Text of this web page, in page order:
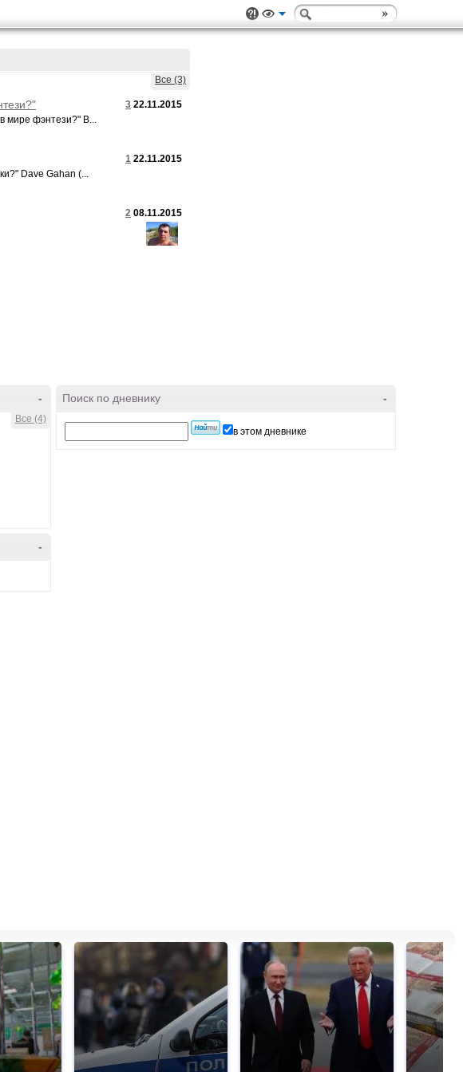
Все (3)
3 22.11.2015
мире фэнтези?" В...
1 22.11.2015
Dave Gahan (...
2 08.11.2015
-
Все (4)
-
-
Поиск по дневнику
в этом дневнике